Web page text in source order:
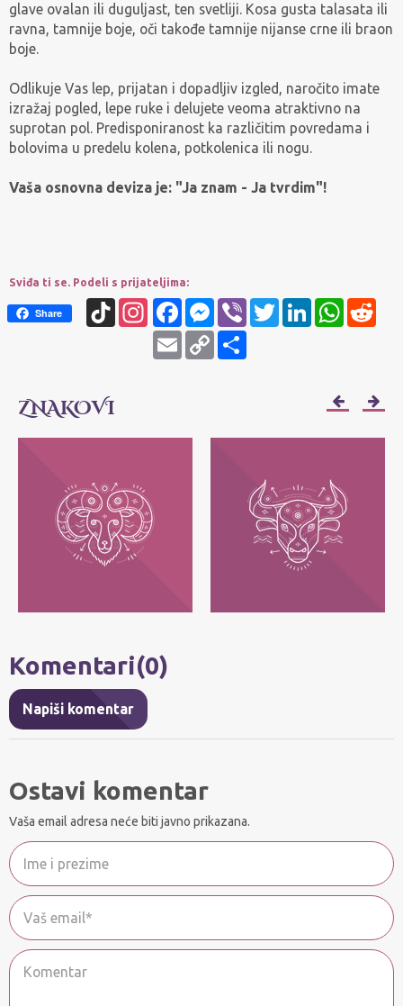
glave ovalan ili duguljast, ten svetliji. Kosa gusta talasata ili
ravna, tamnije boje, oči takođe tamnije nijanse crne ili braon
boje.
Odlikuje Vas lep, prijatan i dopadljiv izgled, naročito imate
izražaj pogled, lepe ruke i delujete veoma atraktivno na
suprotan pol. Predisponiranost ka različitim povredama i
bolovima u predelu kolena, potkolenica ili nogu.
Vaša osnovna deviza je: "Ja znam - Ja tvrdim"!
Sviđa ti se. Podeli s prijateljima:
Share
TikTok InstagramFacebookMessenger
Viber Twitter LinkedIn WhatsApp
Email
Copy
Link
ZNAKOVI
OVAN
Njihov moto je: Ja sam! Najvažnije im je
da svako može da bude ono što jeste, bez
pretvaranja.
BIK
Njihov moto je: Ja imam - posedujem!
Najvažnije im je da zadrže ono što im
pripada.
Komentari(0)
Napiši komentar
Ostavi komentar
Vaša email adresa neće biti javno prikazana.